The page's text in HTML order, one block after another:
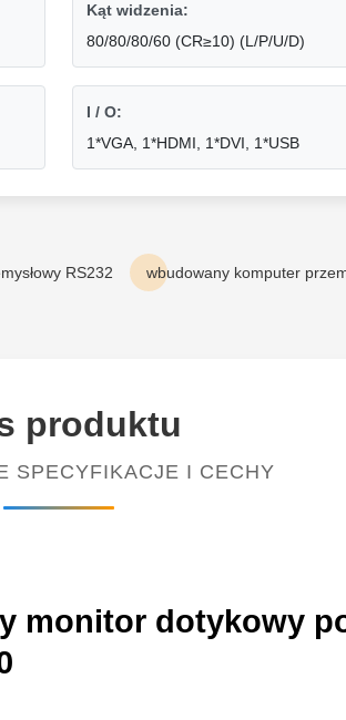
Kąt widzenia:
80/80/80/60 (CR≥10) (L/P/U/D)
I / O:
1*VGA, 1*HDMI, 1*DVI, 1*USB
RS232 wbudowany komputer
produktu
SPECYFIKACJE I CECHY
monitor dotykowy